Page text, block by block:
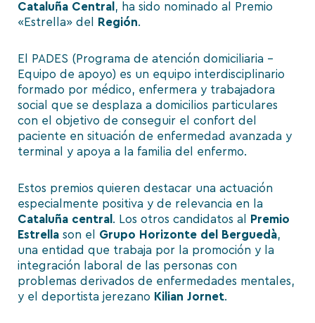
Cataluña Central , ha sido nominado al Premio
«Estrella» del
Región.
El PADES (Programa de atención domiciliaria –
Equipo de apoyo) es un equipo interdisciplinario
formado por médico, enfermera y trabajadora
social que se desplaza a domicilios particulares
con el objetivo de conseguir el confort del
paciente en situación de enfermedad avanzada y
terminal y apoya a la familia del enfermo.
Estos premios quieren destacar una actuación
especialmente positiva y de relevancia en la
Cataluña central . Los otros candidatos al
Premio
Estrella son el Grupo Horizonte del Berguedà,
una entidad que trabaja por la promoción y la
integración laboral de las personas con
problemas derivados de enfermedades mentales,
y el deportista jerezano Kilian Jornet.